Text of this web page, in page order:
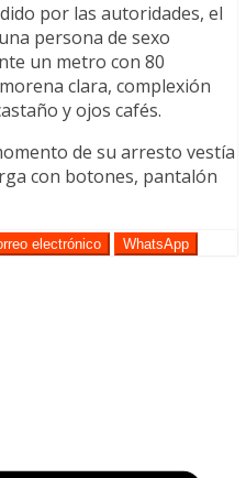
por las autoridades, el
persona de sexo
un metro con 80
clara, complexión
y ojos cafés.
de su arresto vestía
con botones, pantalón
electrónico WhatsApp